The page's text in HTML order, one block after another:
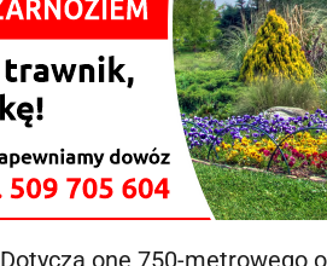
Dotyczą one 750-metrowego